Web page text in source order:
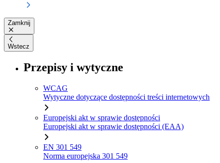
Zamknij
Wstecz
Przepisy i wytyczne
WCAG
Wytyczne dotyczące dostępności treści internetowych
Europejski akt w sprawie dostępności
Europejski akt w sprawie dostępności (EAA)
EN 301 549
Norma europejska 301 549